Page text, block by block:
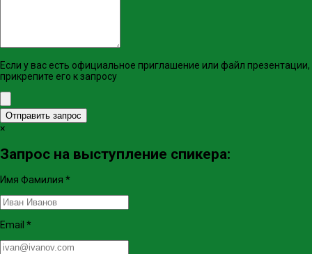
Если у вас есть официальное приглашение или файл презентации,
прикрепите его к запросу
Отправить запрос
×
Запрос на выступление спикера:
Имя Фамилия *
Email *